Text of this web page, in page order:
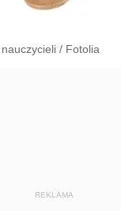
/ Fotolia